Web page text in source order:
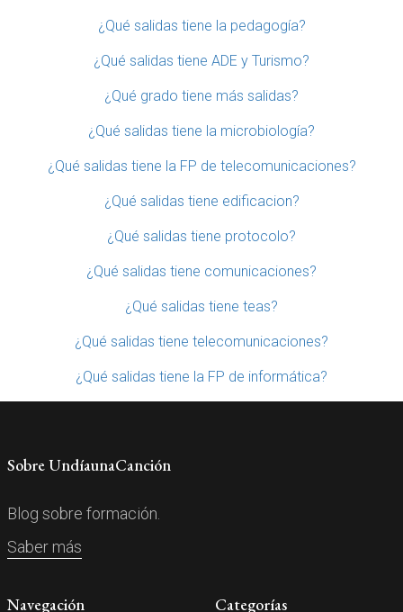
¿Qué salidas tiene la pedagogía?
¿Qué salidas tiene ADE y Turismo?
¿Qué grado tiene más salidas?
¿Qué salidas tiene la microbiología?
¿Qué salidas tiene la FP de telecomunicaciones?
¿Qué salidas tiene edificacion?
¿Qué salidas tiene protocolo?
¿Qué salidas tiene comunicaciones?
¿Qué salidas tiene teas?
¿Qué salidas tiene telecomunicaciones?
¿Qué salidas tiene la FP de informática?
Sobre UndíaunaCanción
Blog sobre formación.
Saber más
Navegación Categorías